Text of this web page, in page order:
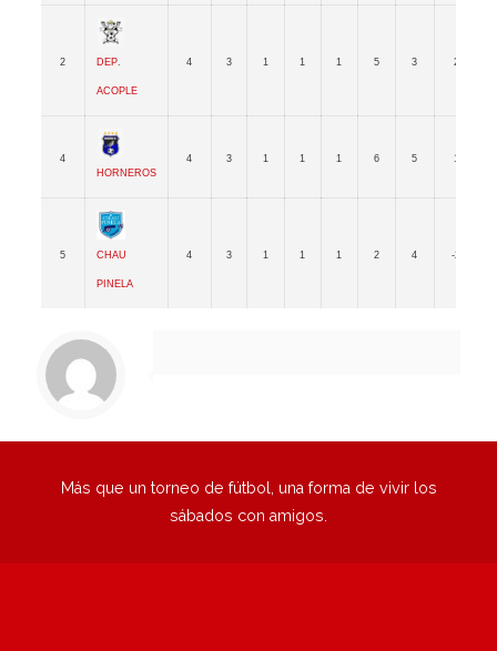
2
Dep.
Acople
4 3 1 1 1 5 3 2
4
Horneros
4 3 1 1 1 6 5 1
5
Chau
Pinela
4 3 1 1 1 2 4 -2
Más que un torneo de fútbol, una forma de vivir los
sábados con amigos.